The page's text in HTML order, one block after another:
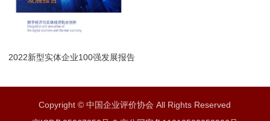
2022新型实体企业100强发展报告
Copyright © 中国企业评价协会 All Rights Reserved